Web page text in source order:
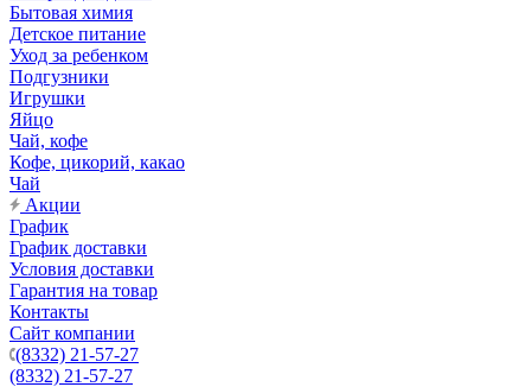
Бытовая химия
Детское питание
Уход за ребенком
Подгузники
Игрушки
Яйцо
Чай, кофе
Кофе, цикорий, какао
Чай
Акции
График
График доставки
Условия доставки
Гарантия на товар
Контакты
Сайт компании
(8332) 21-57-27
(8332) 21-57-27